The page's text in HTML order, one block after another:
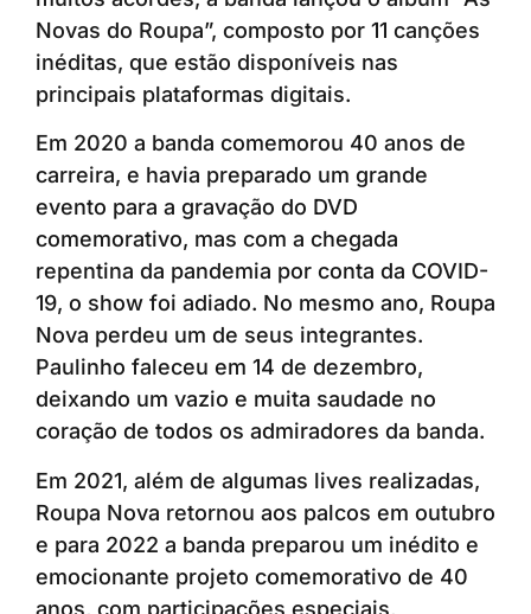
Novas do Roupa”, composto por 11 canções
inéditas, que estão disponíveis nas
principais plataformas digitais.
Em 2020 a banda comemorou 40 anos de
carreira, e havia preparado um grande
evento para a gravação do DVD
comemorativo, mas com a chegada
repentina da pandemia por conta da COVID-
19, o show foi adiado. No mesmo ano, Roupa
Nova perdeu um de seus integrantes.
Paulinho faleceu em 14 de dezembro,
deixando um vazio e muita saudade no
coração de todos os admiradores da banda.
Em 2021, além de algumas lives realizadas,
Roupa Nova retornou aos palcos em outubro
e para 2022 a banda preparou um inédito e
emocionante projeto comemorativo de 40
anos, com participações especiais,